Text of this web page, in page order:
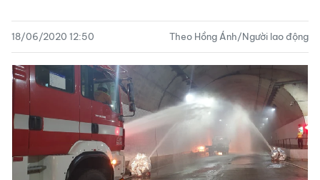
18/06/2020 12:50 Theo Hồng Ánh/Người lao động